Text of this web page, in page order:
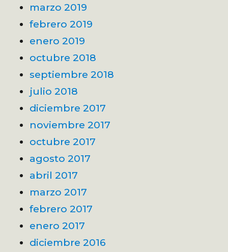
marzo 2019
febrero 2019
enero 2019
octubre 2018
septiembre 2018
julio 2018
diciembre 2017
noviembre 2017
octubre 2017
agosto 2017
abril 2017
marzo 2017
febrero 2017
enero 2017
diciembre 2016